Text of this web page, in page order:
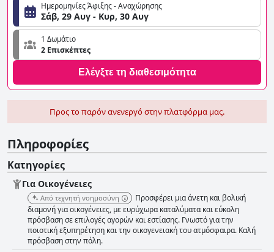
Ημερομηνίες Άφιξης - Αναχώρησης
Σάβ, 29 Αυγ - Κυρ, 30 Αυγ
1 Δωμάτιο
2 Επισκέπτες
Ελέγξτε τη διαθεσιμότητα
Προς το παρόν ανενεργό στην πλατφόρμα μας.
Πληροφορίες
Κατηγορίες
Για Οικογένειες
Από τεχνητή νοημοσύνη
Προσφέρει μια άνετη και βολική
διαμονή για οικογένειες, με ευρύχωρα καταλύματα και εύκολη
πρόσβαση σε επιλογές αγορών και εστίασης. Γνωστό για την
ποιοτική εξυπηρέτηση και την οικογενειακή του ατμόσφαιρα. Καλή
πρόσβαση στην πόλη.